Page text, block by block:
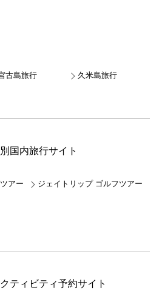
古島旅行 久米島旅行
国内旅行サイト
アー ジェイトリップ ゴルフツアー
ティビティ予約サイト